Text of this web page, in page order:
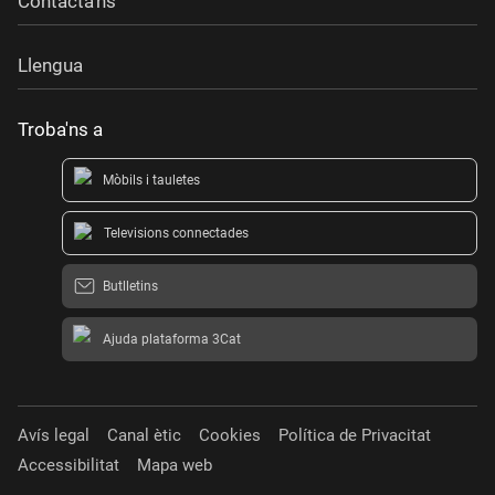
Llengua
Troba'ns a
Mòbils i tauletes
Televisions connectades
Butlletins
Ajuda plataforma 3Cat
Avís legal Canal ètic Cookies
Política de Privacitat
Accessibilitat
Mapa web